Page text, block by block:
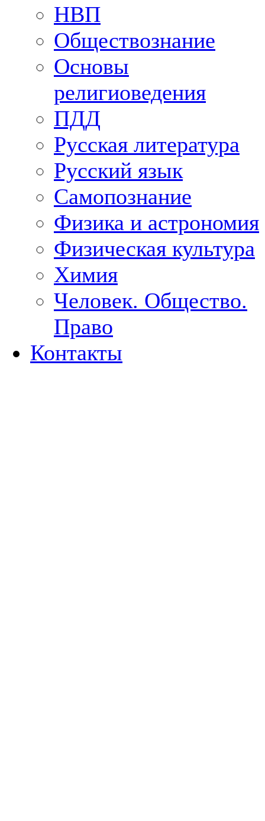
НВП
Обществознание
Основы
религиоведения
ПДД
Русская литература
Русский язык
Самопознание
Физика и астрономия
Физическая культура
Химия
Человек. Общество.
Право
Контакты